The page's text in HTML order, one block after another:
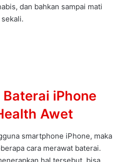
dan bahkan sampai mati
iPhone
Awet
smartphone iPhone, maka
cara merawat baterai.